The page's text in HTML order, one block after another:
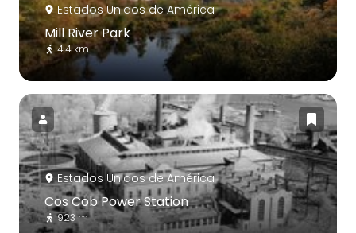
Estados Unidos de América
Mill River Park
4.4 km
Estados Unidos de América
Cos Cob Power Station
923 m